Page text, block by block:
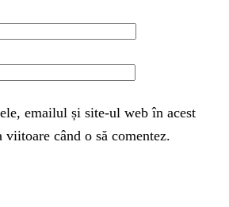
emailul și site-ul web în acest
viitoare când o să comentez.